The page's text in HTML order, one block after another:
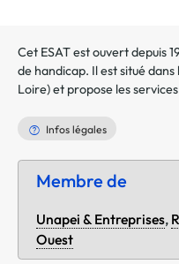
Cet ESAT est ouvert depuis
de handicap. Il est situé dans
Loire) et propose les
Infos légales
Membre de
Unapei & Entreprises,
Ouest